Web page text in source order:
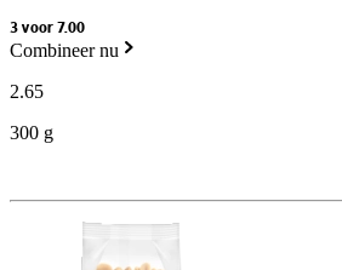
3 voor 7.00
Combineer nu
2.65
300 g